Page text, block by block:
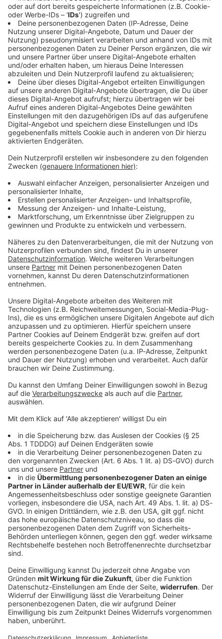
Immer auf dem Laufenden
bleiben!
Verpass' nichts mehr - mit unserem kostenlosen
ANTENNE BAYERN Newsletter. Ob Nachrichten,
Lifestyle oder unsere neuesten Aktionen - wir
informieren dich.
Zum Newsletter anmelden
Studio Hotline
Kontaktformular
Sprachnachricht
DAS KÖNNTE DICH AUCH INTERESSIEREN
Welt
Löschhubschrauber stürzt bei Waldbrand in
Utah ab
Viele Regionen in den USA haben derzeit mit